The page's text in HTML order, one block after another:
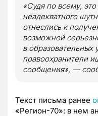
«Судя по всему,
неадекватного
отнеслись к
возможной
в
правоохранители
сообщения», —
Текст письма ранее
«Регион-70»: в нем